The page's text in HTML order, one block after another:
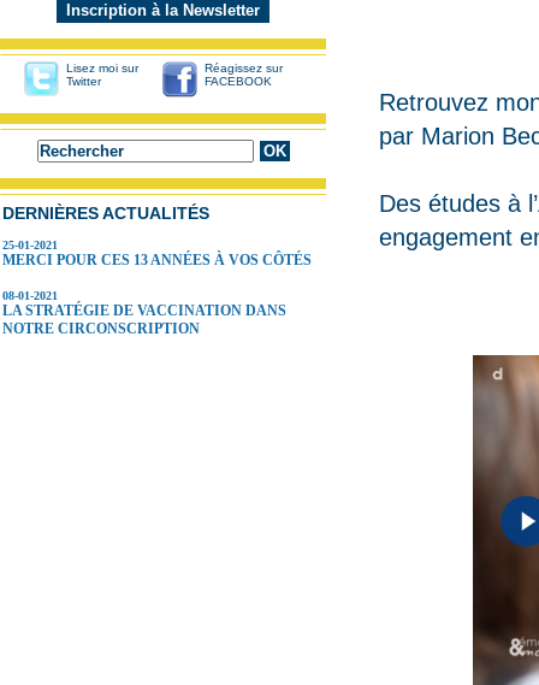
Inscription à la Newsletter
Lisez moi sur
Twitter
Réagissez sur
FACEBOOK
DERNIÈRES ACTUALITÉS
25-01-2021
MERCI POUR CES 13 ANNÉES À VOS CÔTÉS
08-01-2021
LA STRATÉGIE DE VACCINATION DANS
NOTRE CIRCONSCRIPTION
Retrouvez
par Marion
Des études à
engagement